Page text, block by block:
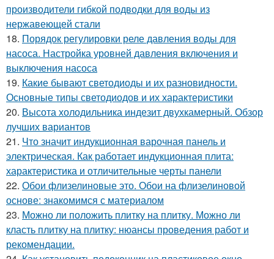
производители гибкой подводки для воды из
нержавеющей стали
18. Порядок регулировки реле давления воды для
насоса. Настройка уровней давления включения и
выключения насоса
19. Какие бывают светодиоды и их разновидности.
Основные типы светодиодов и их характеристики
20. Высота холодильника индезит двухкамерный. Обзор
лучших вариантов
21. Что значит индукционная варочная панель и
электрическая. Как работает индукционная плита:
характеристика и отличительные черты панели
22. Обои флизелиновые это. Обои на флизелиновой
основе: знакомимся с материалом
23. Можно ли положить плитку на плитку. Можно ли
класть плитку на плитку: нюансы проведения работ и
рекомендации.